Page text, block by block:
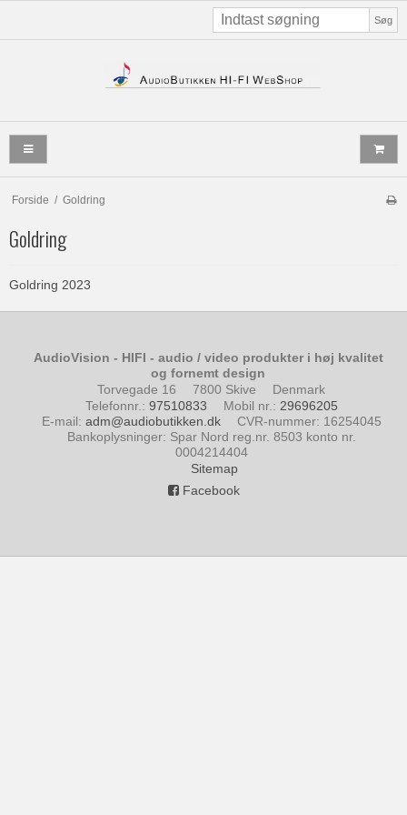
Søg
Forside / Goldring
Goldring
Goldring 2023
AudioVision - HIFI - audio / video produkter i høj kvalitet
og fornemt design
Torvegade 16
7800 Skive
Denmark
Telefonnr. : 97510833 Mobil nr. : 29696205
E-mail: adm@audiobutikken.dk CVR-nummer: 16254045
Bankoplysninger: Spar Nord reg.nr. 8503 konto nr.
0004214404
Sitemap
Facebook